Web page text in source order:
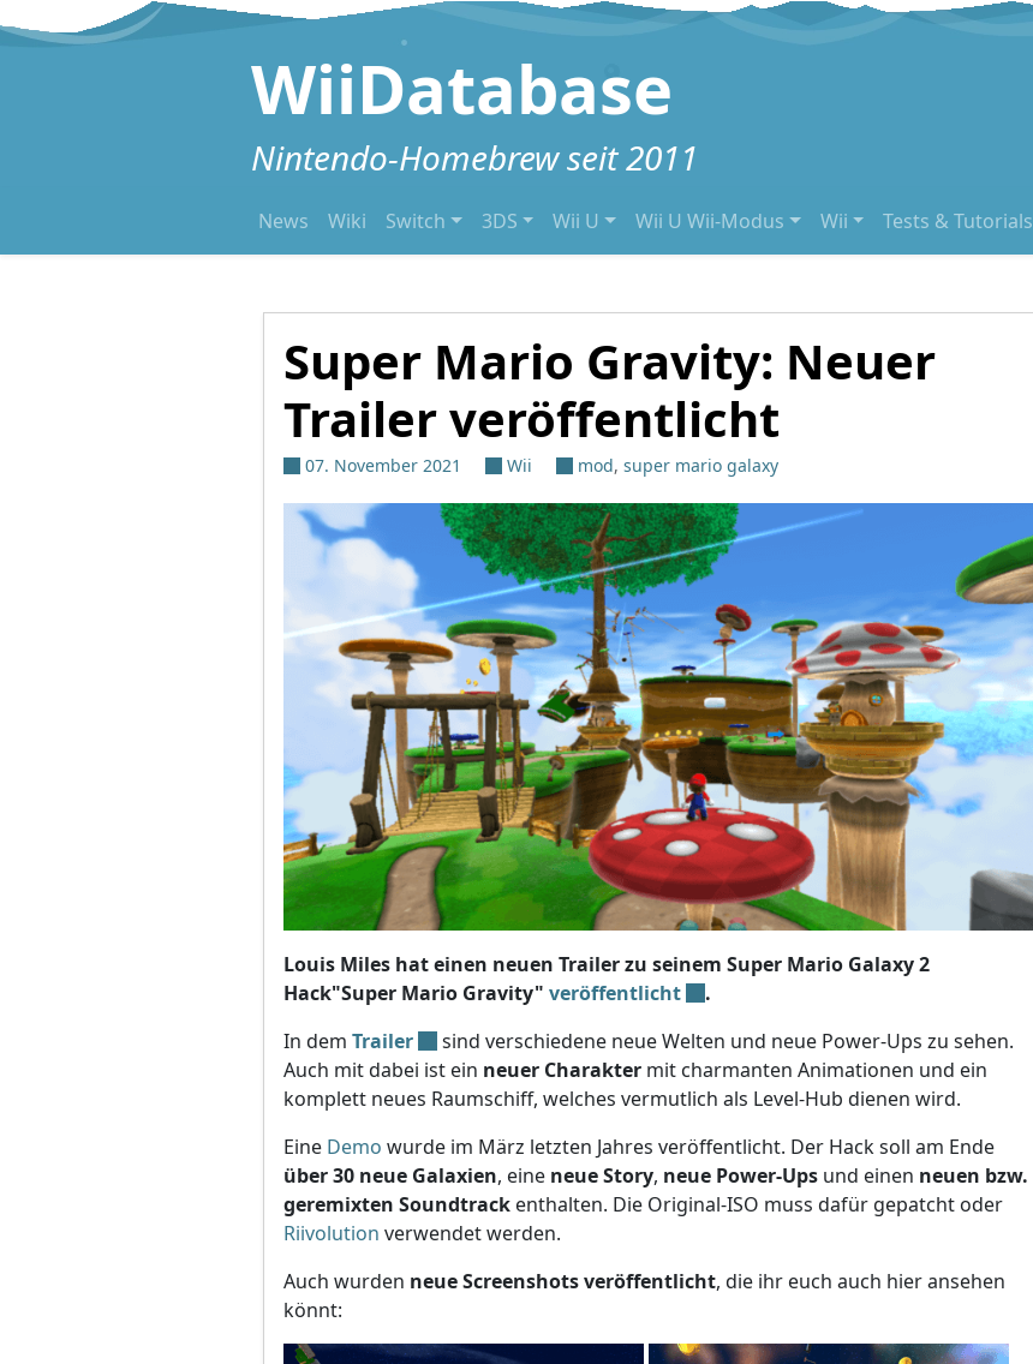
Zum Inhalt springen
WiiDatabase
Nintendo-Homebrew seit 2011
News Wiki Switch 3DS Wii U Wii U Wii-Modus Wii Tests & Tutorials
Super Mario Gravity: Neuer
Trailer veröffentlicht
07. November 2021 Wii mod, super mario galaxy
Louis Miles hat einen neuen Trailer zu seinem Super Mario Galaxy 2
Hack"Super Mario Gravity" veröffentlicht
.
In dem Trailer
sind verschiedene neue Welten und neue Power-Ups zu sehen.
Auch mit dabei ist ein neuer Charakter mit charmanten Animationen und ein
komplett neues Raumschiff, welches vermutlich als Level-Hub dienen wird.
Eine Demo wurde im März letzten Jahres veröffentlicht. Der Hack soll am Ende
über 30 neue Galaxien, eine neue Story, neue Power-Ups und einen neuen bzw.
geremixten Soundtrack enthalten. Die Original-ISO muss dafür gepatcht oder
Riivolution verwendet werden.
Auch wurden neue Screenshots veröffentlicht, die ihr euch auch hier ansehen
könnt: